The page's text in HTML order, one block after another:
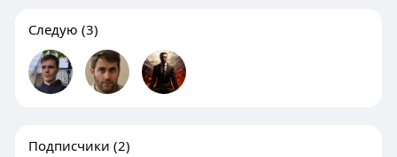
Следую (3)
Подписчики (2)